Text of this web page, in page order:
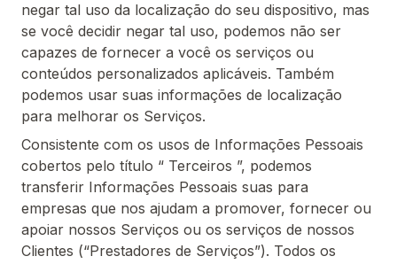
negar tal uso da localização do seu dispositivo, mas
se você decidir negar tal uso, podemos não ser
capazes de fornecer a você os serviços ou
conteúdos personalizados aplicáveis. Também
podemos usar suas informações de localização
para melhorar os Serviços.
Consistente com os usos de Informações Pessoais
cobertos pelo título “ Terceiros ”, podemos
transferir Informações Pessoais suas para
empresas que nos ajudam a promover, fornecer ou
apoiar nossos Serviços ou os serviços de nossos
Clientes (“Prestadores de Serviços”). Todos os